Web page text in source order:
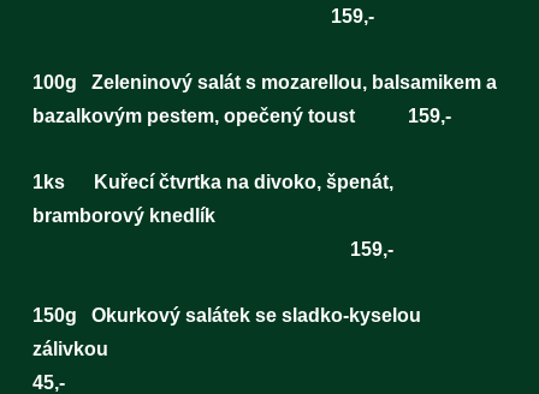
159,-
100g Zeleninový salát s mozarellou, balsamikem a
bazalkovým pestem, opečený toust 159,-
1ks Kuřecí čtvrtka na divoko, špenát,
bramborový knedlík
159,-
150g Okurkový salátek se sladko-kyselou
zálivkou
45,-